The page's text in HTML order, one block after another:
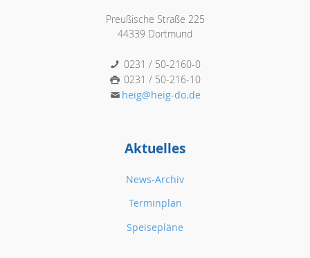
Preußische Straße 225
44339 Dortmund
0231 / 50-2160-0
0231 / 50-216-10
heig@heig-do.de
Aktuelles
News-Archiv
Terminplan
Speisepläne